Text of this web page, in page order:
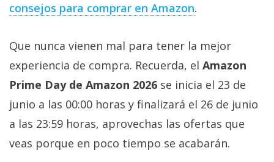
consejos para comprar en Amazon‎.
Que nunca vienen mal para tener la mejor
experiencia de compra. Recuerda, el Amazon
Prime Day de Amazon 2026 se inicia el 23 de
junio a las 00:00 horas y finalizará el 26 de junio
a las 23:59 horas, aprovechas las ofertas que
veas porque en poco tiempo se acabarán.